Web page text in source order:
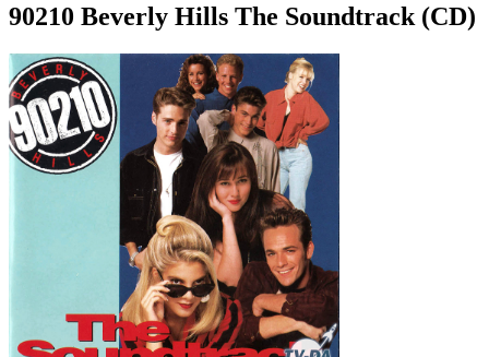
90210 Beverly Hills The Soundtrack (CD)